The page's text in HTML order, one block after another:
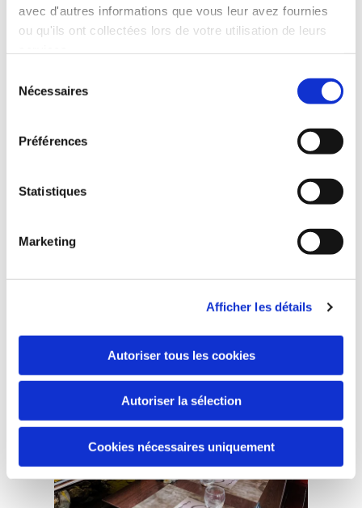
avec d'autres informations que vous leur avez fournies
ou qu'ils ont collectées lors de votre utilisation de leurs
Nécessaires
Préférences
Statistiques
Marketing
Afficher les détails
Autoriser tous les cookies
Autoriser la sélection
Cookies nécessaires uniquement
Actualités
Galerie photo